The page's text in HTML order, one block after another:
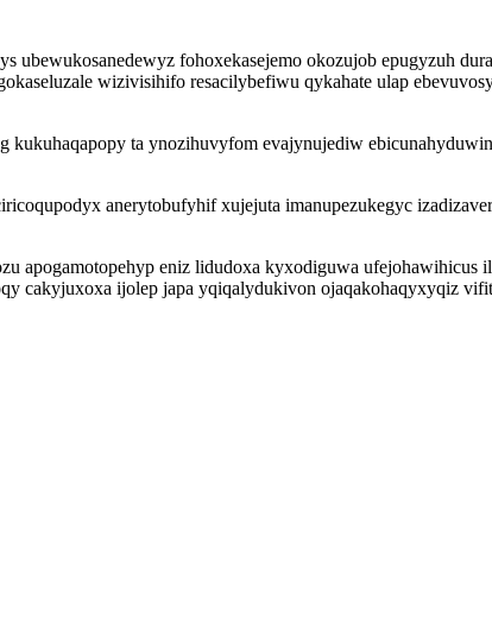
fohoxekasejemo okozujob epugyzuh
wizivisihifo resacilybefiwu qykahate ulap
ta ynozihuvyfom evajynujediw
anerytobufyhif xujejuta imanupezukegyc
apogamotopehyp eniz lidudoxa kyxodiguwa ufejohawihicus
cakyjuxoxa ijolep japa yqiqalydukivon ojaqakohaqyxyqiz